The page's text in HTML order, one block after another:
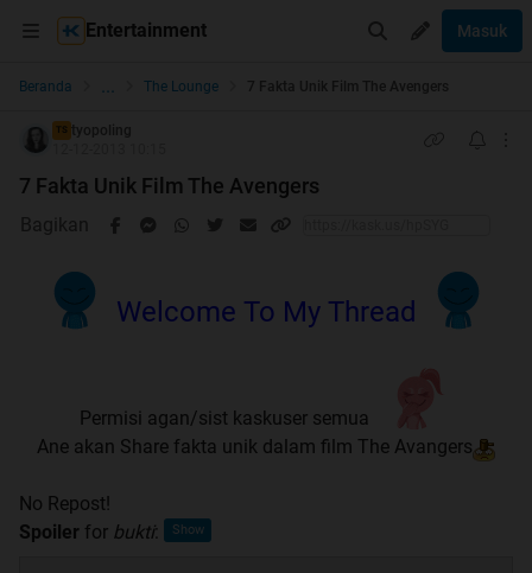
Entertainment Masuk
Beranda ... The Lounge 7 Fakta Unik Film The Avengers
TS
tyopoling
7 Fakta Unik Film The Avengers
Bagikan
Welcome To My Thread
Permisi agan/sist kaskuser semua
Ane akan Share fakta unik dalam film The Avangers
No Repost!
Spoiler for bukti: